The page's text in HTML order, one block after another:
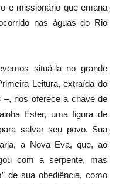
e missionário que emana
nas águas do Rio
situá-la no grande
Leitura, extraída do
–, nos oferece a chave de
Ester, uma figura de
salvar seu povo. Sua
a Nova Eva, que, ao
com a serpente, mas
de sua obediência, como